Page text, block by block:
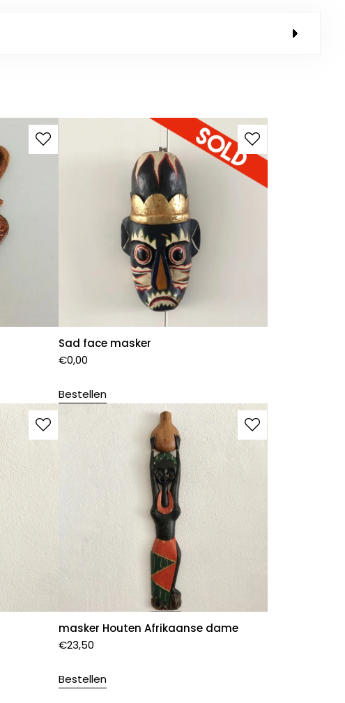
Sad face masker
€0,00
Bestellen
masker Houten Afrikaanse dame
€23,50
Bestellen